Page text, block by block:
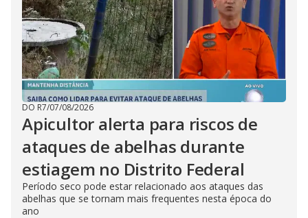
DO R7/07/08/2026
Apicultor alerta para riscos de
ataques de abelhas durante
estiagem no Distrito Federal
Período seco pode estar relacionado aos ataques das
abelhas que se tornam mais frequentes nesta época do
ano